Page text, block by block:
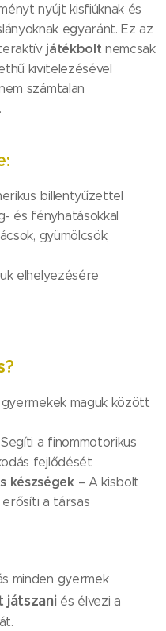
nyújt kisfiúknak és
egyaránt. Ez az
játékbolt nemcsak
kivitelezésével
számtalan
billentyűzettel
és fényhatásokkal
gyümölcsök,
elhelyezésére
maguk között
a finommotorikus
fejlődését
készségek– A kisbolt
a társas
minden gyermek
játszaniés élvezi a